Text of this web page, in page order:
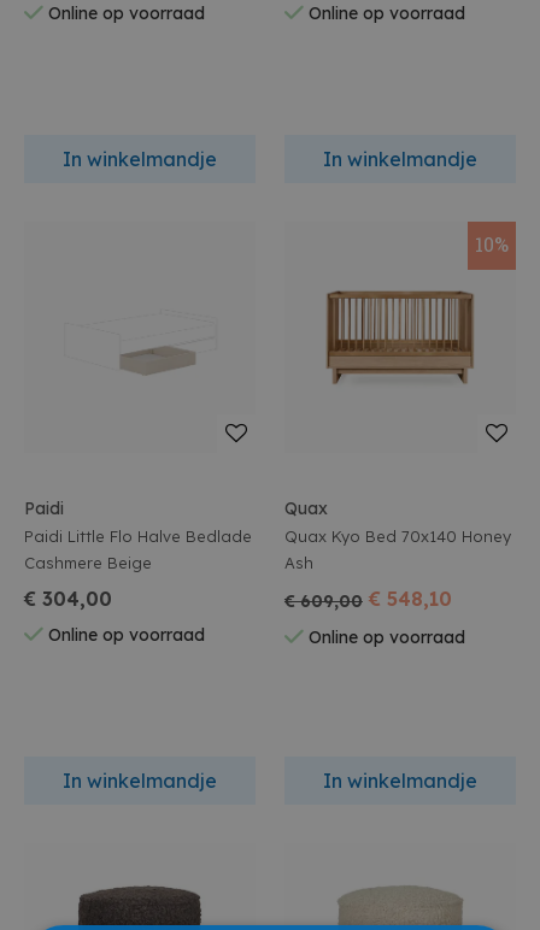
Online op voorraad
In winkelmandje
Online op voorraad
In winkelmandje
Paidi
Paidi Little Flo Halve Bedlade
Cashmere Beige
€ 304,00
Online op voorraad
In winkelmandje
10%
Quax
Quax Kyo Bed 70x140 Honey
Ash
€ 609,00 € 548,10
Online op voorraad
In winkelmandje